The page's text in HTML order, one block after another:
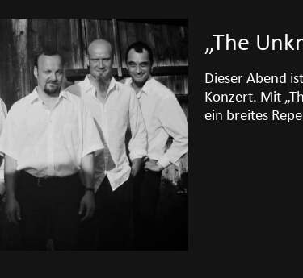
„The
Dieser Abend
Konzert. Mit
ein breites